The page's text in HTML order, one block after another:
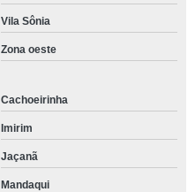
Vila Sônia
Zona oeste
Cachoeirinha
Imirim
Jaçanã
Mandaqui